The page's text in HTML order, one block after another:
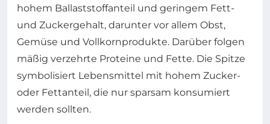
hohem Ballaststoffanteil und geringem Fett-
und Zuckergehalt, darunter vor allem Obst,
Gemüse und Vollkornprodukte. Darüber folgen
mäßig verzehrte Proteine und Fette. Die Spitze
symbolisiert Lebensmittel mit hohem Zucker-
oder Fettanteil, die nur sparsam konsumiert
werden sollten.